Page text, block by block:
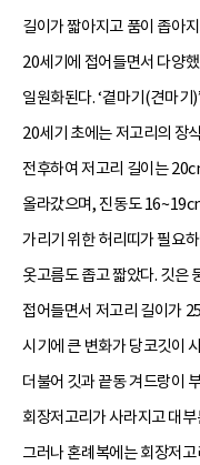
길이가 짧아지고 품이 좁아
20세기에 접어들면서 다양
일원화된다. ‘곁마기(견마
20세기 초에는 저고리의 장
전후하여 저고리 길이는
올라갔으며, 진동도
가리기 위한 허리띠가 필요
옷고름도 좁고 짧았다. 깃은
접어들면서 저고리 길이가
시기에 큰 변화가 당코깃이
더불어 깃과 끝동 겨드랑이
회장저고리가 사라지고 대
그러나 혼례복에는 회장저